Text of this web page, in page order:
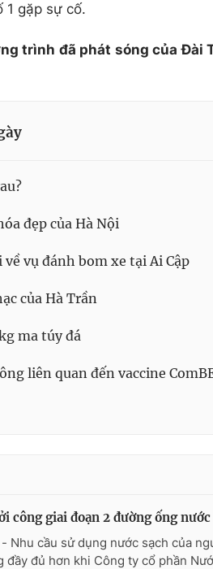
1 gặp sự cố.
trình đã phát sóng của Đài
đẹp của Hà Nội
vụ đánh bom xe tại Ai Cập
của Hà Trần
ma túy đá
liên quan đến vaccine
công giai đoạn 2 đường ống
Nhu cầu sử dụng nước sạch của
đầy đủ hơn khi Công ty cổ phần